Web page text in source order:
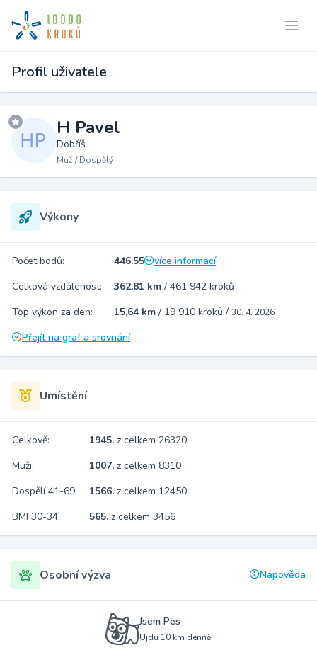
Profil uživatele
H Pavel
Dobříš
Muž / Dospělý
Výkony
Počet bodů: 446.55
více informací
Celková vzdálenost:
362,81 km / 461 942 kroků
Top výkon za den:
15,64 km / 19 910 kroků / 30. 4. 2026
Přejít na graf a srovnání
Umístění
Celkově: 1945. z celkem 26320
Muži:
1007. z celkem 8310
Dospělí 41-69:
1566. z celkem 12450
BMI 30-34:
565. z celkem 3456
Osobní výzva Nápověda
Jsem Pes
Ujdu 10 km denně